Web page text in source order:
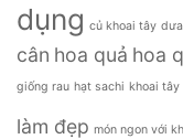
dụng củ khoai tây
cân hoa quả hoa
giống rau hạt sachi khoai tây
làm đẹp món ngon với